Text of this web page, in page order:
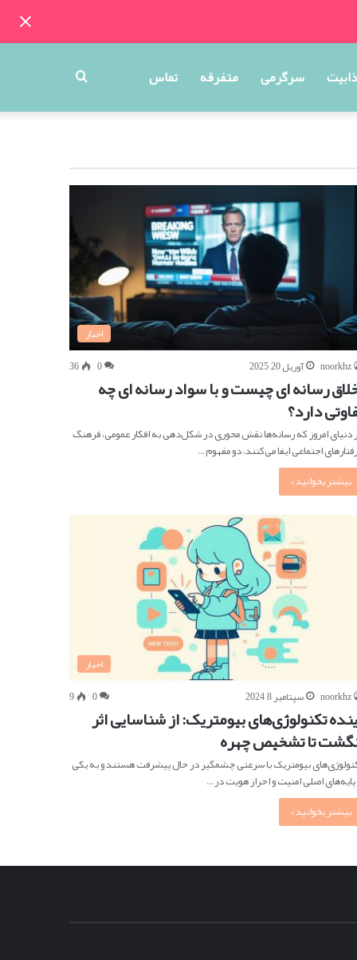
سرگرمی متفرقه تماس جستجو
اخبار
noorkhz
آوریل 20, 2025 0
36
رسانه ای چیست و با سواد رسانه ای چه
دارد؟
دنیای امروز که رسانه‌ها نقش محوری در شکل‌دهی به افکار عمومی، فرهنگ
اجتماعی ایفا می‌کنند، دو مفهوم…
بیشتر بخوانید »
اخبار
noorkhz
سپتامبر 8, 2024 0
9
تکنولوژی‌های بیومتریک: از شناسایی اثر
تا تشخیص چهره
بیومتریک با سرعتی چشمگیر در حال پیشرفت هستند و به یکی
پایه‌های اصلی امنیت و احراز هویت در…
بیشتر بخوانید »